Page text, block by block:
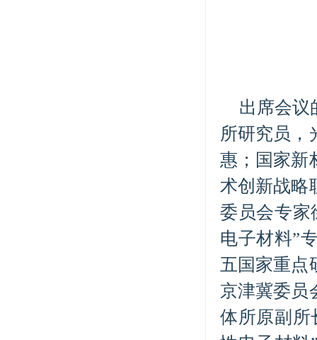
出席会议
所研究员，
惠；国家新
术创新战略
委员会专家
电子材料”
五国家重点
京津冀委员
体所原副所